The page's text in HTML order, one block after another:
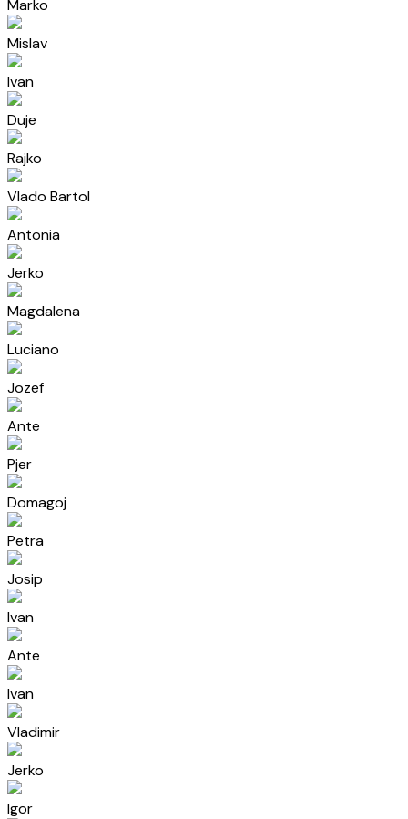
Marko
Mislav
Ivan
Duje
Rajko
Vlado Bartol
Antonia
Jerko
Magdalena
Luciano
Jozef
Ante
Pjer
Domagoj
Petra
Josip
Ivan
Ante
Ivan
Vladimir
Jerko
Igor